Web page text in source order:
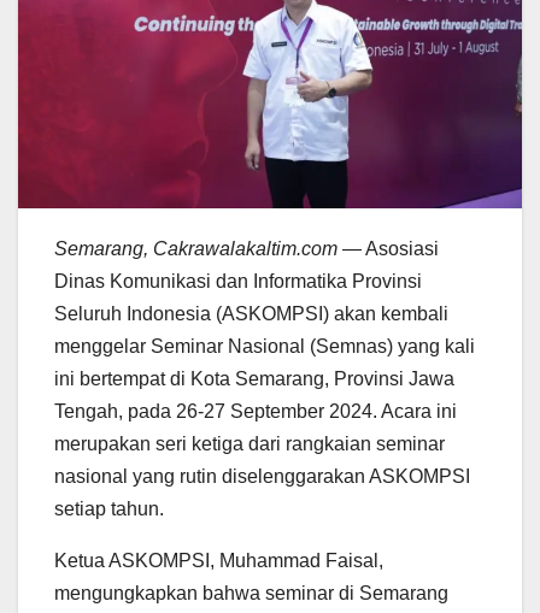
Semarang, Cakrawalakaltim.com — Asosiasi
Dinas Komunikasi dan Informatika Provinsi
Seluruh Indonesia (ASKOMPSI) akan kembali
menggelar Seminar Nasional (Semnas) yang kali
ini bertempat di Kota Semarang, Provinsi Jawa
Tengah, pada 26-27 September 2024. Acara ini
merupakan seri ketiga dari rangkaian seminar
nasional yang rutin diselenggarakan ASKOMPSI
setiap tahun.
Ketua ASKOMPSI, Muhammad Faisal,
mengungkapkan bahwa seminar di Semarang